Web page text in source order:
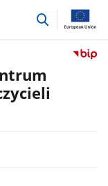
przejdź
Przejdź